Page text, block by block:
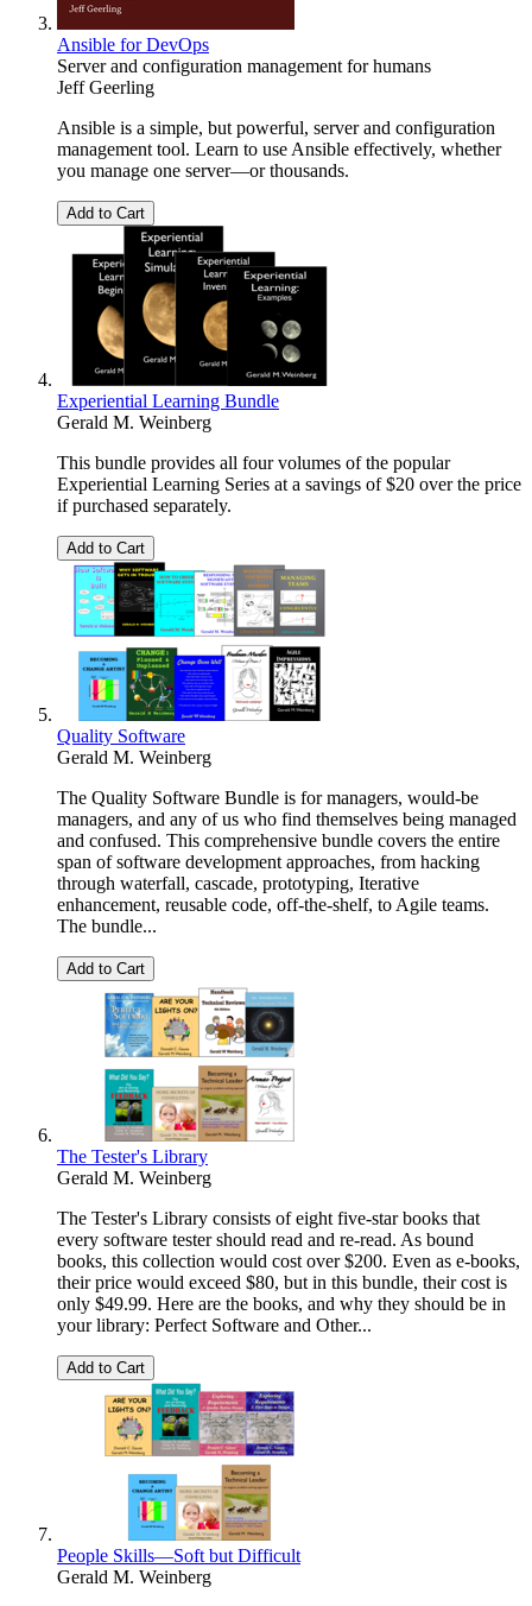
Ansible for DevOps
Server and configuration management for humans
Jeff Geerling
Ansible is a simple, but powerful, server and configuration
management tool. Learn to use Ansible effectively, whether
you manage one server—or thousands.
Add to Cart
Experiential Learning Bundle
Gerald M. Weinberg
This bundle provides all four volumes of the popular
Experiential Learning Series at a savings of $20 over the price
if purchased separately.
Add to Cart
Quality Software
Gerald M. Weinberg
The Quality Software Bundle is for managers, would-be
managers, and any of us who find themselves being managed
and confused. This comprehensive bundle covers the entire
span of software development approaches, from hacking
through waterfall, cascade, prototyping, Iterative
enhancement, reusable code, off-the-shelf, to Agile teams.
The bundle...
Add to Cart
The Tester's Library
Gerald M. Weinberg
The Tester's Library consists of eight five-star books that
every software tester should read and re-read. As bound
books, this collection would cost over $200. Even as e-books,
their price would exceed $80, but in this bundle, their cost is
only $49.99. Here are the books, and why they should be in
your library: Perfect Software and Other...
Add to Cart
People Skills—Soft but Difficult
Gerald M. Weinberg